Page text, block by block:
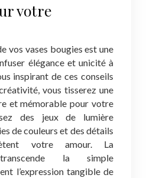
votre
vos vases bougies est une
élégance et unicité à
inspirant de ces conseils
vous tisserez une
et mémorable pour votre
des jeux de lumière
de couleurs et des détails
votre amour. La
transcende la simple
l’expression tangible de